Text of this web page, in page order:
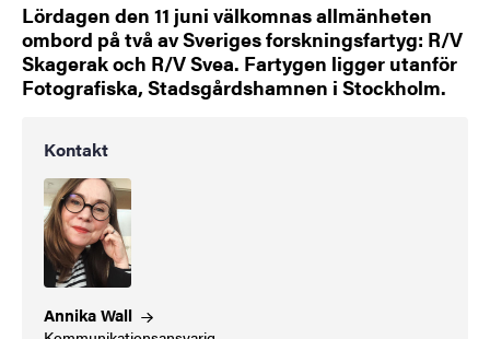
Lördagen den 11 juni välkomnas allmänheten
ombord på två av Sveriges forskningsfartyg: R/V
Skagerak och R/V Svea. Fartygen ligger utanför
Fotografiska, Stadsgårdshamnen i Stockholm.
Kontakt
AnnikaWall